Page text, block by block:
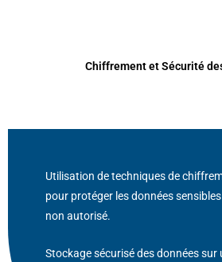
Chiffrement et Sécurité
Utilisation de techniques de
pour protéger les données
non autorisé.
Stockage sécurisé des données sur